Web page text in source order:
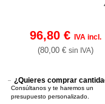
96,80 € IVA incl.
(80,00 € sin IVA)
¿Quieres comprar
Consúltanos y te haremos un
presupuesto personalizado.